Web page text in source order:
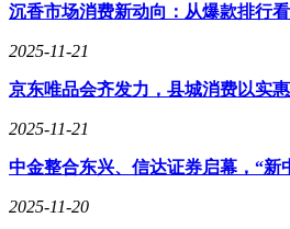
包，满足不同地域用户需求。尽管
其在处理大型PDF或扫描件时会出现
从市场反馈来看，消费者选择阅读
体更关注教育功能与家长管控，商
异促使厂商不断细化产品定位，未
者而言，明确自身使用场景与核心
沉香市场消费新动向：从爆款排行
2025-11-21
京东唯品会齐发力，县城消费以实
2025-11-21
中金整合东兴、信达证券启幕，“新
2025-11-20